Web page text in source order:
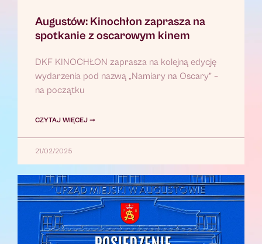
Augustów: Kinochłon zaprasza na
spotkanie z oscarowym kinem
DKF KINOCHŁON zaprasza na kolejną edycję
wydarzenia pod nazwą „Namiary na Oscary” –
na początku
CZYTAJ WIĘCEJ ➞
21/02/2025